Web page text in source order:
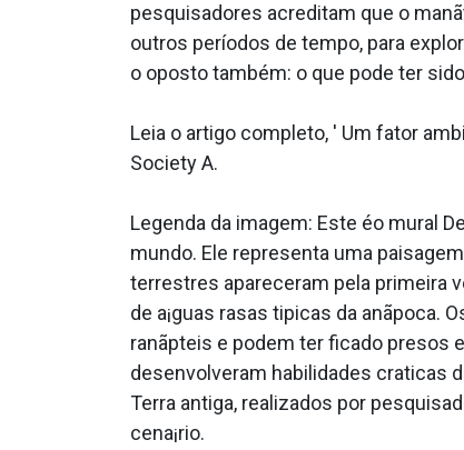
pesquisadores acreditam que o
outros períodos de tempo, para
o oposto também: o que pode ter
Leia o artigo completo, ' Um fator
Society A.
Legenda da imagem: Este éo mural
mundo. Ele representa uma
terrestres apareceram pela primeira
de a¡guas rasas tipicas da anãpoca.
ranãpteis e podem ter ficado presos
desenvolveram habilidades cra­ticas
Terra antiga, realizados por
cena¡rio.